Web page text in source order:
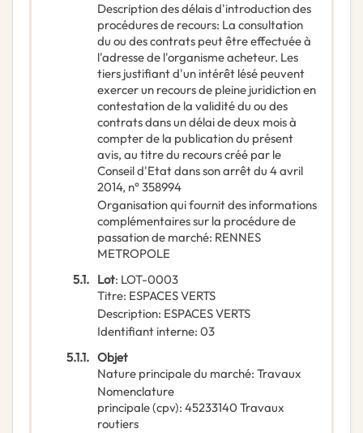
Description des délais d'introduction des
procédures de recours: La consultation
du ou des contrats peut être effectuée à
l'adresse de l'organisme acheteur. Les
tiers justifiant d'un intérêt lésé peuvent
exercer un recours de pleine juridiction en
contestation de la validité du ou des
contrats dans un délai de deux mois à
compter de la publication du présent
avis, au titre du recours créé par le
Conseil d'Etat dans son arrêt du 4 avril
2014, n° 358994
Organisation qui fournit des informations
complémentaires sur la procédure de
passation de marché: RENNES
METROPOLE
5.1. Lot: LOT-0003
Titre: ESPACES VERTS
Description: ESPACES VERTS
Identifiant interne: 03
5.1.1. Objet
Nature principale du marché: Travaux
Nomenclature
principale(cpv): 45233140 Travaux
routiers